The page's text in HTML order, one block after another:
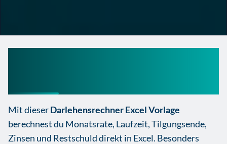
Mit dieserDarlehensrechner Excel Vorlage
berechnest du Monatsrate, Laufzeit, Tilgungsende,
Zinsen und Restschuld direkt in Excel. Besonders